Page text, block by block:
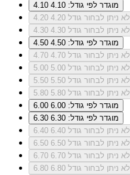
4.10
מוגדר לפי גודל: 4.10
4.20
לא ניתן לבחור גודל 4.20
4.30
לא ניתן לבחור גודל 4.30
4.50
מוגדר לפי גודל: 4.50
4.70
לא ניתן לבחור גודל 4.70
5.00
לא ניתן לבחור גודל 5.00
5.50
לא ניתן לבחור גודל 5.50
5.80
לא ניתן לבחור גודל 5.80
6.00
מוגדר לפי גודל: 6.00
6.30
מוגדר לפי גודל: 6.30
6.40
לא ניתן לבחור גודל 6.40
6.50
לא ניתן לבחור גודל 6.50
6.70
לא ניתן לבחור גודל 6.70
6.80
לא ניתן לבחור גודל 6.80